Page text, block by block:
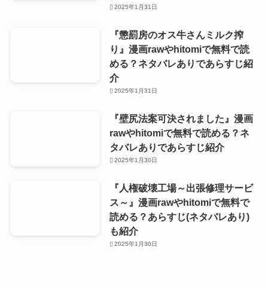
2025年1月31日
『懲罰房のオス牛さんミルク搾
り』漫画rawやhitomiで無料で読
める？ネタバレありであらすじ紹
介
2025年1月31日
『壁尻法案可決されました』漫画
rawやhitomiで無料で読める？ネ
タバレありであらすじ紹介
2025年1月30日
『人権破壊工場～出張修理サービ
ス～』漫画rawやhitomiで無料で
読める？あらすじ(ネタバレあり)
も紹介
2025年1月30日